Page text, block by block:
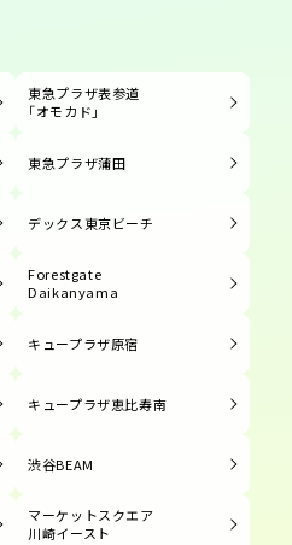
東急プラザ表参道
「オモカド」
東急プラザ蒲田
デックス東京ビーチ
Forestgate
Daikanyama
キュープラザ原宿
キュープラザ恵比寿南
渋谷BEAM
マーケットスクエア
川崎イースト